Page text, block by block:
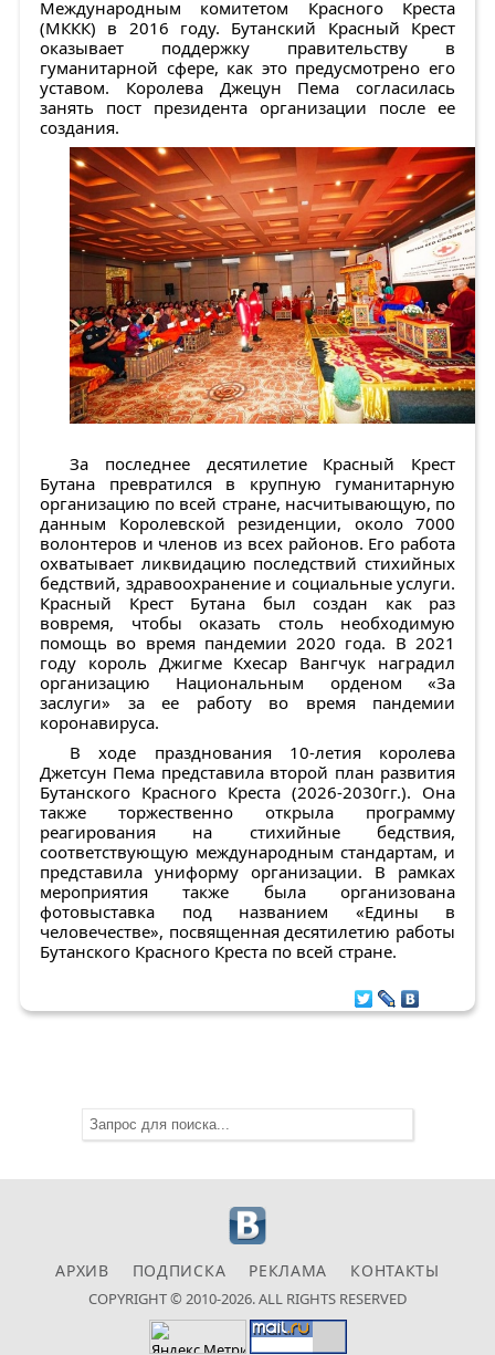
Международным комитетом Красного Креста
(МККК) в 2016 году. Бутанский Красный Крест
оказывает поддержку правительству в
гуманитарной сфере, как это предусмотрено его
уставом. Королева Джецун Пема согласилась
занять пост президента организации после ее
создания.
За последнее десятилетие Красный Крест
Бутана превратился в крупную гуманитарную
организацию по всей стране, насчитывающую, по
данным Королевской резиденции, около 7000
волонтеров и членов из всех районов. Его работа
охватывает ликвидацию последствий стихийных
бедствий, здравоохранение и социальные услуги.
Красный Крест Бутана был создан как раз
вовремя, чтобы оказать столь необходимую
помощь во время пандемии 2020 года. В 2021
году король Джигме Кхесар Вангчук наградил
организацию Национальным орденом «За
заслуги» за ее работу во время пандемии
коронавируса.
В ходе празднования 10-летия королева
Джетсун Пема представила второй план развития
Бутанского Красного Креста (2026-2030гг.). Она
также торжественно открыла программу
реагирования на стихийные бедствия,
соответствующую международным стандартам, и
представила униформу организации. В рамках
мероприятия также была организована
фотовыставка под названием «Едины в
человечестве», посвященная десятилетию работы
Бутанского Красного Креста по всей стране.
АРХИВ ПОДПИСКА РЕКЛАМА КОНТАКТЫ
COPYRIGHT © 2010-2026. ALL RIGHTS RESERVED